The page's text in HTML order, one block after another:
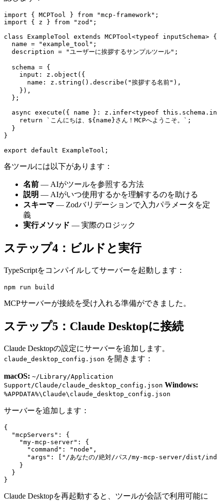
import { MCPTool } from "mcp-framework";
import { z } from "zod";
class ExampleTool extends MCPTool<typeof inputSchema> {
  name = "example_tool";
  description = "ユーザーに挨拶するサンプルツール";
  schema = {
    input: z.object({
      name: z.string().describe("挨拶する名前"),
    }),
  };
async execute({ name }: z.infer<typeof
    return `こんにちは、${name}さん！MCPへようこそ。`;
  }
}
各ツールには以下があります：
名前 — AIがツールを参照する方法
説明 — AIがいつ使用するかを理解するのを助ける
スキーマ — Zodバリデーションで入力パラメータを定
義
実行メソッド — 実際のロジック
ステップ4：ビルドと実行
TypeScriptをコンパイルしてサーバーを起動します：
MCPサーバーが接続を受け入れる準備ができました。
ステップ5：Claude Desktopに接続
Claude Desktopの設定にサーバーを追加します。
claude_desktop_config.json を開きます：
macOS: ~/Library/Application
Support/Claude/claude_desktop_config.json Windows:
%APPDATA%\Claude\claude_desktop_config.json
サーバーを追加します：
{
  "mcpServers": {
    "my-mcp-server": {
      "command": "node",
"args": ["/あなたの/絶対/パス/my-mcp-server/dist/
    }
  }
Claude Desktopを再起動すると、ツールが会話で利用可能に